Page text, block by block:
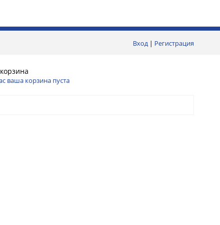
Вход| Регистрация
ваша корзина пуста